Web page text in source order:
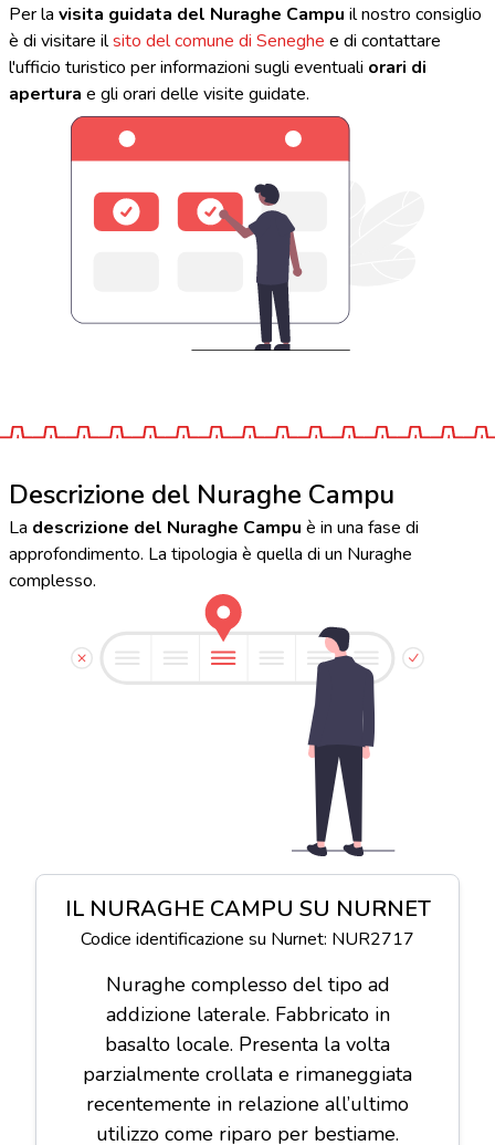
Per la visita guidata del Nuraghe Campu il nostro consiglio
è di visitare ilsito del comune di Seneghe e di contattare
l'ufficio turistico per informazioni sugli eventuali orari di
apertura e gli orari delle visite guidate.
Descrizione del Nuraghe Campu
La descrizione del Nuraghe Campu è in una fase di
approfondimento. La tipologia è quella di un Nuraghe
complesso.
IL NURAGHE CAMPU SU NURNET
Codice identificazione su Nurnet: NUR2717
Nuraghe complesso del tipo ad
addizione laterale. Fabbricato in
basalto locale. Presenta la volta
parzialmente crollata e rimaneggiata
recentemente in relazione all’ultimo
utilizzo come riparo per bestiame.